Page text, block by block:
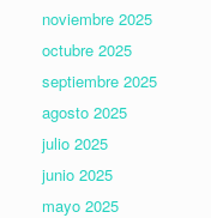
noviembre 2025
octubre 2025
septiembre 2025
agosto 2025
julio 2025
junio 2025
mayo 2025